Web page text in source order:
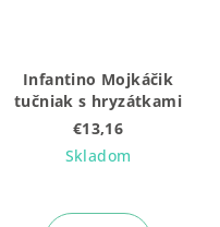
Infantino Mojkáčik
tučniak s hryzátkami
€13,16
Skladom